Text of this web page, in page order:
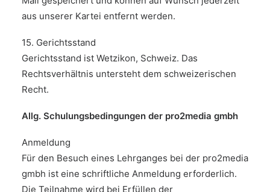
aus unserer Kartei entfernt werden.
15. Gerichtsstand
Gerichtsstand ist Wetzikon, Schweiz. Das
Rechtsverhältnis unter­steht dem schweizerischen
Recht.
Allg. Schulungsbedingungen der pro2media gmbh
Anmeldung
Für den Besuch eines Lehrganges bei der pro2media
gmbh ist eine schriftliche Anmeldung erforderlich.
Die Teilnahme wird bei Erfüllen der